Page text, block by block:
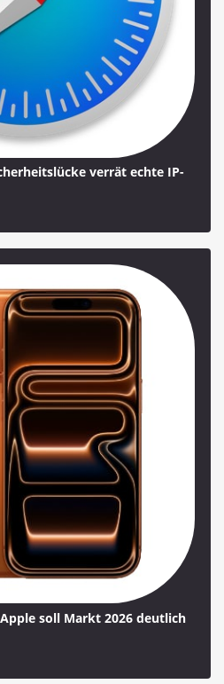
verrät echte IP-
soll Markt 2026 deutlich